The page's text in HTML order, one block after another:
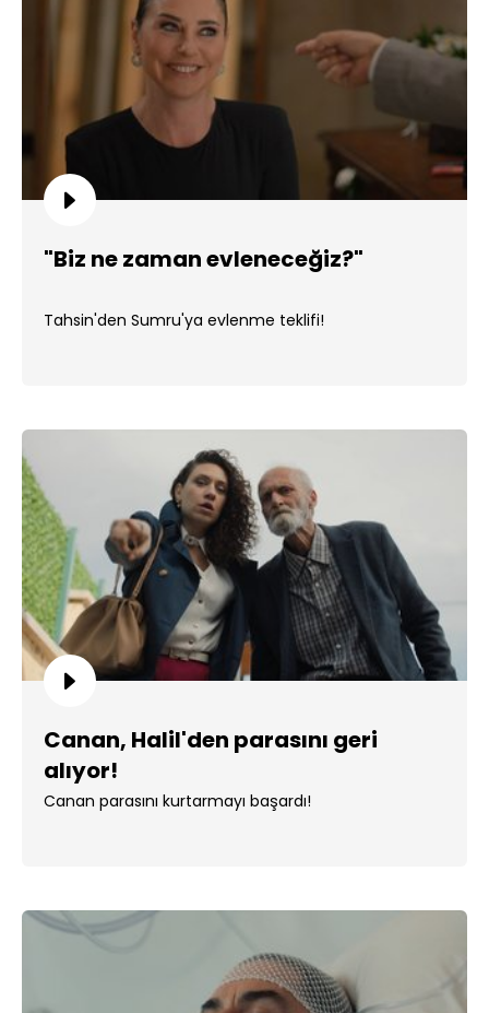
"Biz ne zaman evleneceğiz?"
Tahsin'den Sumru'ya evlenme teklifi!
Canan, Halil'den parasını geri
alıyor!
Canan parasını kurtarmayı başardı!